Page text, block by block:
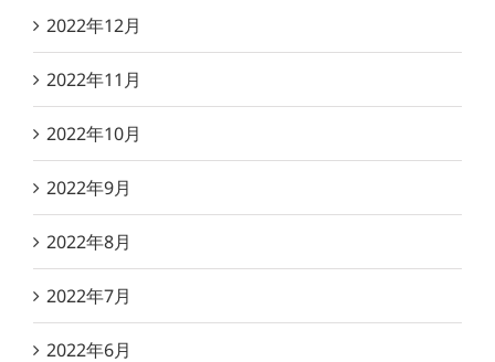
2022年12月
2022年11月
2022年10月
2022年9月
2022年8月
2022年7月
2022年6月